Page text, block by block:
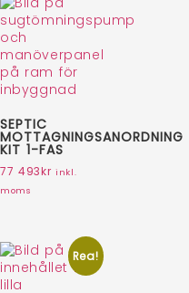
SEPTIC
MOTTAGNINGSANORDNING
KIT 1-FAS
77 493kr inkl.
moms
Rea!